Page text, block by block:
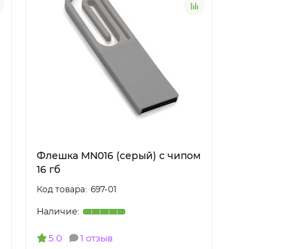
Флешка MN016 (серый) с чипом
16 гб
697-01
5.0 1 отзыв